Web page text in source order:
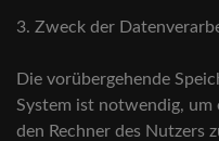
3. Zweck der
Die vorübergehende
System ist notwendig, um
den Rechner des Nutzers